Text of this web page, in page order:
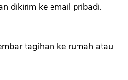
dikirim ke email pribadi.
tagihan ke rumah atau